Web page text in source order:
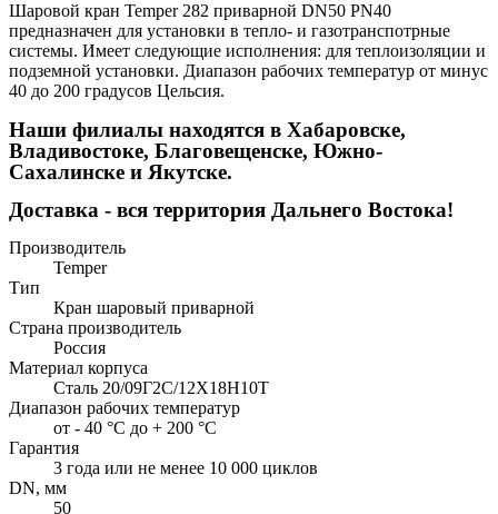
Шаровой кран Temper 282 приварной DN50 PN40
предназначен для установки в тепло- и газотранспотрные
системы. Имеет следующие исполнения: для теплоизоляции и
подземной установки. Диапазон рабочих температур от минус
40 до 200 градусов Цельсия.
Наши филиалы находятся в Хабаровске,
Владивостоке, Благовещенске, Южно-
Сахалинске и Якутске.
Доставка - вся территория Дальнего Востока!
Производитель
Temper
Тип
Кран шаровый приварной
Страна производитель
Россия
Материал корпуса
Сталь 20/09Г2С/12Х18Н10Т
Диапазон рабочих температур
от - 40 °С до + 200 °С
Гарантия
3 года или не менее 10 000 циклов
DN, мм
50